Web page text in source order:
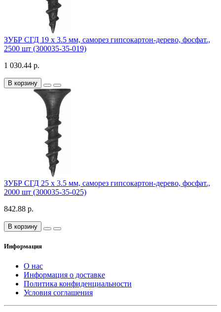
ЗУБР СГД 19 х 3.5 мм, саморез гипсокартон-дерево, фосфат.,
2500 шт (300035-35-019)
1 030.44 р.
В корзину
ЗУБР СГД 25 х 3.5 мм, саморез гипсокартон-дерево, фосфат.,
2000 шт (300035-35-025)
842.88 р.
В корзину
Информация
О нас
Информация о доставке
Политика конфиденциальности
Условия соглашения